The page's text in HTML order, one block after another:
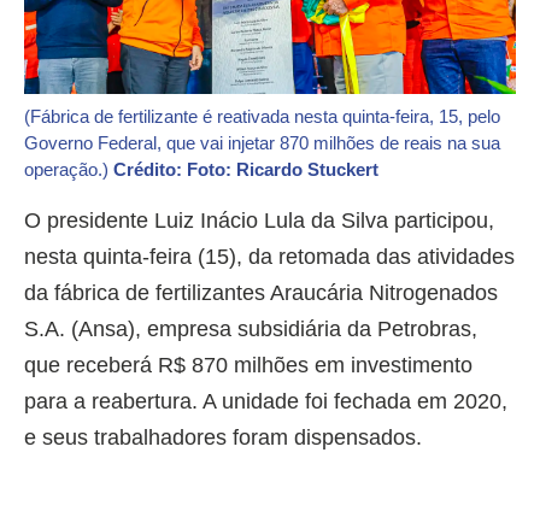
(Fábrica de fertilizante é reativada nesta quinta-feira, 15, pelo
Governo Federal, que vai injetar 870 milhões de reais na sua
operação.) Crédito: Foto: Ricardo Stuckert
O presidente Luiz Inácio Lula da Silva participou,
nesta quinta-feira (15), da retomada das atividades
da fábrica de fertilizantes Araucária Nitrogenados
S.A. (Ansa), empresa subsidiária da Petrobras,
que receberá R$ 870 milhões em investimento
para a reabertura. A unidade foi fechada em 2020,
e seus trabalhadores foram dispensados.